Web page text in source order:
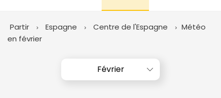
Partir Espagne Centre de l'Espagne
Météo
en février
Février
Mars Avril
Juillet
Août Septembre
Octobre